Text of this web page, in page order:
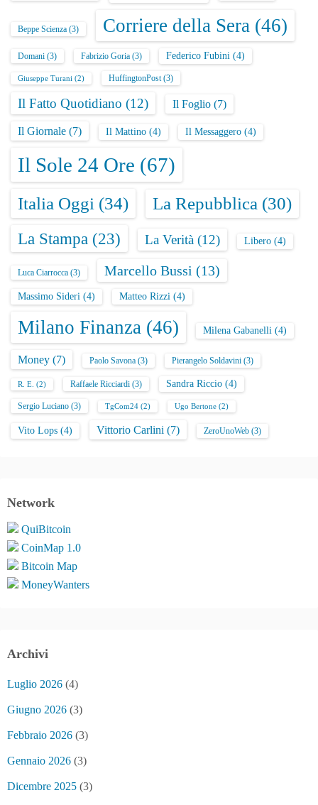
Beppe Scienza (3) Corriere della Sera (46)
Domani (3) Fabrizio Goria (3) Federico Fubini (4)
Giuseppe Turani (2) HuffingtonPost(3)
Il Fatto Quotidiano (12) Il Foglio (7)
Il Giornale (7) Il Mattino (4) Il Messaggero (4)
Il Sole 24 Ore (67)
Italia Oggi (34) La Repubblica (30)
La Stampa (23) La Verità (12) Libero (4)
Luca Ciarrocca (3) Marcello Bussi (13)
Massimo Sideri (4) Matteo Rizzi (4)
Milano Finanza (46) Milena Gabanelli (4)
Money (7) Paolo Savona (3) Pierangelo Soldavini (3)
R. E. (2) Raffaele Ricciardi (3) Sandra Riccio (4)
Sergio Luciano (3) TgCom24 (2) Ugo Bertone (2)
Vito Lops (4) Vittorio Carlini (7) ZeroUnoWeb (3)
Network
QuiBitcoin
CoinMap 1.0
Bitcoin Map
MoneyWanters
Archivi
Luglio 2026 (4)
Giugno 2026 (3)
Febbraio 2026 (3)
Gennaio 2026 (3)
Dicembre 2025 (3)